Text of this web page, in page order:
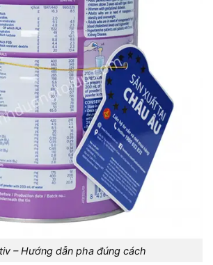
– Hướng dẫn pha đúng cách